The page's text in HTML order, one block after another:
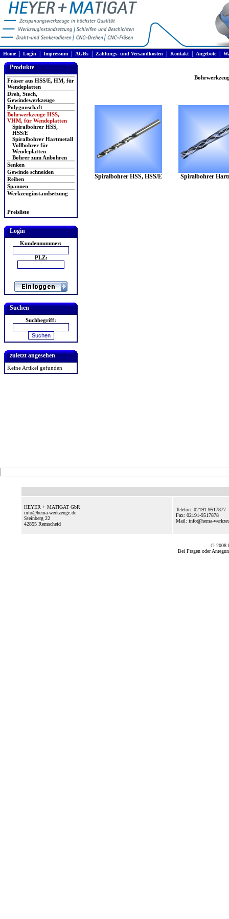
Home| Login Impressum AGBs Zahlungs- und Versandkosten Kontakt| Angebote|
Produkte
Fräser aus HSS/E, HM, für
Wendeplatten
Dreh, Stech,
Gewindewerkzeuge
Polygonschaft
Bohrwerkzeuge HSS,
VHM, für Wendeplatten
Spiralbohrer HSS,
HSS/E
Spiralbohrer Hartmetall
Vollbohrer für
Wendeplatten
Bohrer zum Anbohren
Senken
Gewinde schneiden
Reiben
Spannen
Werkzeuginstandsetzung
Preisliste
Login
Kundennummer:
PLZ:
Suchen
Suchbegriff:
zuletzt angesehen
Keine Artikel gefunden
Spiralbohrer HSS, HSS/E Spiralbohrer
HEYER + MATIGAT GbR
info@hema-werkzeuge.de
Steinberg 22
42855 Remscheid
Telefon: 02191-9517877
Fax: 02191-9517878
Mail: info@hema-
© 2008
Bei Fragen oder